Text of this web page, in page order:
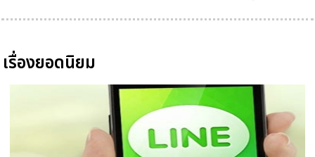
เรื่องยอดนิยม